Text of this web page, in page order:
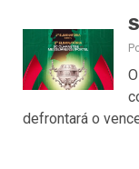
defrontará o